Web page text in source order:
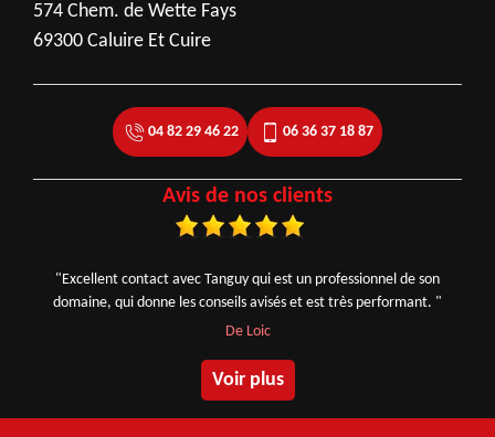
574 Chem. de Wette Fays
69300 Caluire Et Cuire
04 82 29 46 22 06 36 37 18 87
Avis de nos clients
"Excellent contact avec Tanguy qui est un professionnel de son
domaine, qui donne les conseils avisés et est très performant. "
De Loic
Voir plus